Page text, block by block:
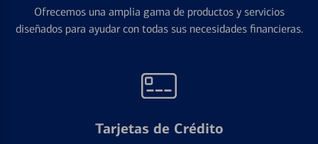
Ofrecemos una amplia gama de productos y servicios
diseñados para ayudar con todas sus necesidades financieras.
Tarjetas de Crédito